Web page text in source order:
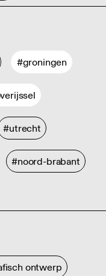
#groningen
#utrecht
#noord-brabant
ontwerp